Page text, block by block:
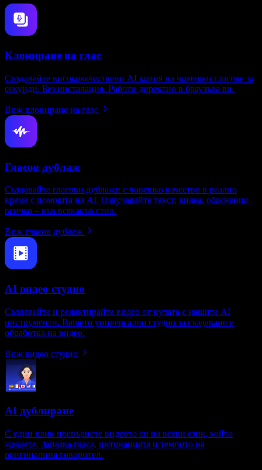
Клониране на глас
Създавайте висококачествени AI копия на човешки гласове за
секунди. Без инсталация. Работи директно в браузъра ви.
Виж клониране на глас
Гласов дублаж
Създавайте гласови дублажи с човешко качество в реално
време с помощта на AI. Озвучавайте текст, видеа, обяснения –
всичко – във всякакъв стил.
Виж гласов дублаж
AI видео студио
Създавайте и редактирайте видео от нулата с нашите AI
инструменти. Вашето универсално студио за създаване и
обработка на видео.
Виж видео студио
AI дублиране
С един клик превърнете видеото си на всеки език, който
желаете. Запазва гласа, интонацията и темпото на
оригиналния говорител.